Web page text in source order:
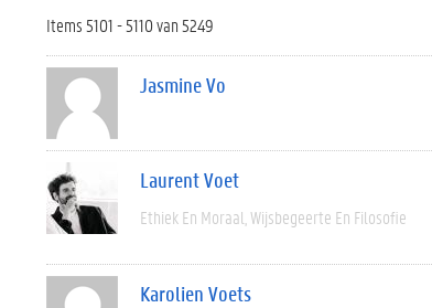
Items 5101 - 5110 van 5249
Jasmine Vo
Laurent Voet
Ethiek En Moraal Wijsbegeerte En Filosofie
Karolien Voets